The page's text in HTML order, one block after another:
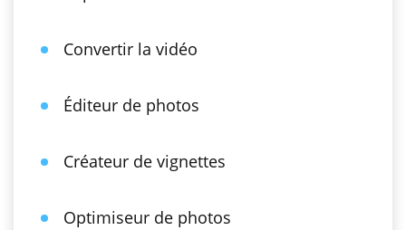
Convertir la vidéo
Éditeur de photos
Créateur de vignettes
Optimiseur de photos